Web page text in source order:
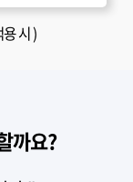
시 )
까요?